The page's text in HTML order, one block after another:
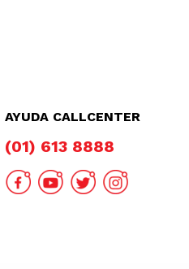
AYUDA CALLCENTER
(01) 613 8888